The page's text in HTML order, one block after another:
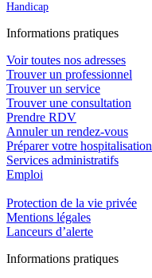
Handicap
Informations pratiques
Voir toutes nos adresses
Trouver un professionnel
Trouver un service
Trouver une consultation
Prendre RDV
Annuler un rendez-vous
Préparer votre hospitalisation
Services administratifs
Emploi​
Protection de la vie privée
Mentions légales
Lanceurs d’alerte
Informations pratiques